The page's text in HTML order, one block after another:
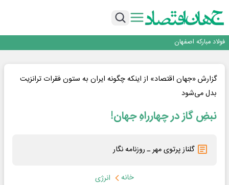
تداوم صعود مس در بازارهای جهانی؛ قیمت فلز سرخ از ۱۴هزار دلار در هر تن عبور کرد
فولاد مبارکه اصفهان
تجدیدپذیر با حضور استاندار اصفهان
گفتگو با کاوه معلمی، مدیر حسابداری مدیریت فولادسنگان
تداوم صعود مس در بازارهای جهانی؛ قیمت فلز سرخ از ۱۴هزار دلار در هر تن عبور کرد
فولاد در تله قیمت‌گذاری دستوری
گزارش «جهان اقتصاد» از اینکه چگونه ایران به ستون فقرات ترانزیت
بدل می‌شود
نبضِ گاز در چهارراهِ جهان!
گلناز پرتوی مهر ـ روزنامه نگار
خانه
انرژی